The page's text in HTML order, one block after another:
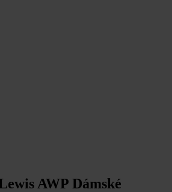
AWP Dámské